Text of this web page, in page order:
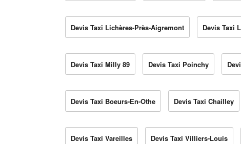
Devis Taxi Lichères-Près-Aigremont Devis Taxi
Devis Taxi Milly 89 Devis Taxi Poinchy
Devis Taxi Boeurs-En-Othe Devis Taxi Chailley
Devis Taxi Vareilles Devis Taxi Villiers-Louis